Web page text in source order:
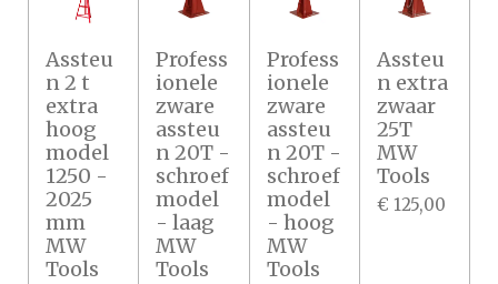
Assteu
n 2 t
extra
hoog
model
1250 -
2025
mm
MW
Tools
Profess
ionele
zware
assteu
n 20T -
schroef
model
- laag
MW
Tools
Profess
ionele
zware
assteu
n 20T -
schroef
model
- hoog
MW
Tools
Assteu
n extra
zwaar
25T
MW
Tools
€ 125,00